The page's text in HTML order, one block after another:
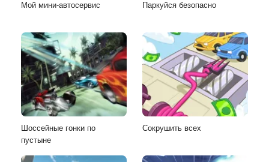
Мой мини-автосервис Паркуйся безопасно
Шоссейные гонки по
пустыне
Сокрушить всех